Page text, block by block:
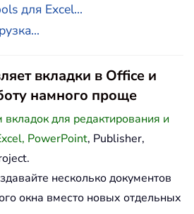
для Excel...
вкладки в Office и
намного проще
для редактирования и
PowerPoint, Publisher,
несколько документов
окна вместо новых отдельных